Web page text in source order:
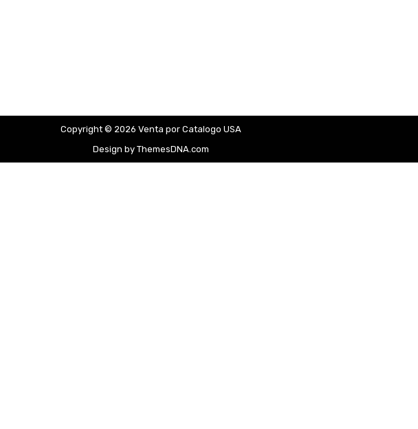
Copyright © 2026 Venta por Catalogo USA
Design by ThemesDNA.com